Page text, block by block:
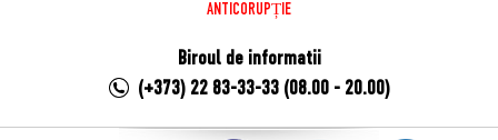
ANTICORUPȚIE
Biroul de informatii
(+373) 22 83-33-33 (08.00 - 20.00)